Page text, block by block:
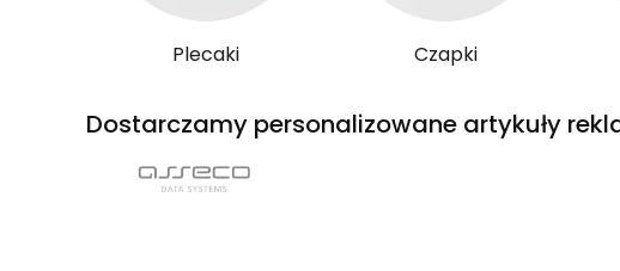
Plecaki Czapki
Dostarczamy personalizowane artykuły